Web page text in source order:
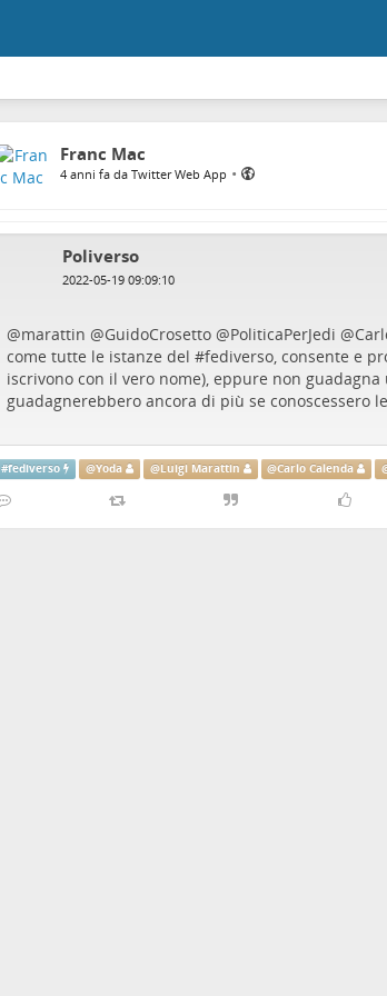
Franc Mac
4 anni fa da Twitter Web App •
Poliverso
2022-05-19 09:09:10
@marattin @GuidoCrosetto @PoliticaPerJedi @
come tutte le istanze del #fediverso, consente e
iscrivono con il vero nome), eppure non
guadagnerebbero ancora di più se conoscessero
#fediverso @Yoda @Luigi Marattin @Carlo Calenda